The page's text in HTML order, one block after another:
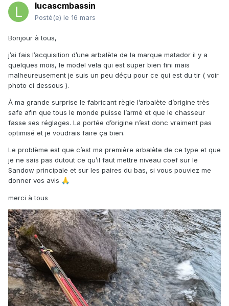
lucascmbassin
Posté(e) le 16 mars
Bonjour à tous,
j’ai fais l’acquisition d’une arbalète de la marque matador il y a
quelques mois, le model vela qui est super bien fini mais
malheureusement je suis un peu déçu pour ce qui est du tir ( voir
photo ci dessous ).
À ma grande surprise le fabricant règle l’arbalète d’origine très
safe afin que tous le monde puisse l’armé et que le chasseur
fasse ses réglages. La portée d’origine n’est donc vraiment pas
optimisé et je voudrais faire ça bien.
Le problème est que c’est ma première arbalète de ce type et que
je ne sais pas dutout ce qu’il faut mettre niveau coef sur le
Sandow principale et sur les paires du bas, si vous pouviez me
donner vos avis 🙏
merci à tous